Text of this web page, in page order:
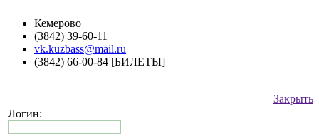
Кемерово
(3842) 39-60-11
vk.kuzbass@mail.ru
(3842) 66-00-84 [БИЛЕТЫ]
Закрыть
Логин: